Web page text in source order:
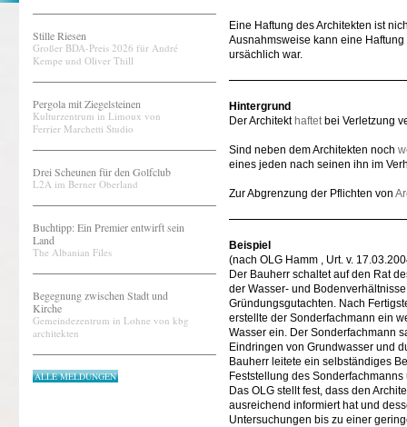
Stille Riesen
Großer BDA-Preis 2026 für André
Kempe und Oliver Thill
Pergola mit Ziegelsteinen
Kulturzentrum in Limoux von
Ferrier Marchetti Studio
Drei Scheunen für den Golfclub
L2A im Berner Oberland
Buchtipp: Ein Premier entwirft sein
Land
The Albanian Files
Begegnung zwischen Stadt und
Kirche
Gemeindezentrum in Lohne von kbg
architekten
ALLE MELDUNGEN
Eine Haftung des Architekten ist
Ausnahmsweise kann eine
ursächlich war.
Hintergrund
Der Architekt haftetbei Verletzung
Sind neben dem Architekten noch
eines jeden nach seinen ihn im
Zur Abgrenzung der Pflichten von
Beispiel
(nach OLG Hamm , Urt. v.
Der Bauherr schaltet auf den Rat
der Wasser- und
Gründungsgutachten. Nach
erstellte der Sonderfachmann ein
Wasser ein. Der Sonderfachmann
Eindringen von Grundwasser und
Bauherr leitete ein selbständiges
Feststellung des
Das OLG stellt fest, dass den
ausreichend informiert hat und
Untersuchungen bis zu einer